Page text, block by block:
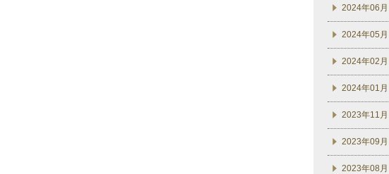
2024年06月
2024年05月
2024年02月
2024年01月
2023年11月
2023年09月
2023年08月